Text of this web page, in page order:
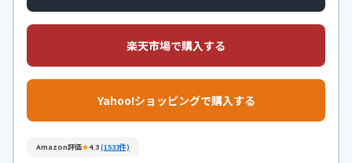
楽天市場で購入する
Yahoo!ショッピングで購入する
Amazon評価★4.3(1533件)